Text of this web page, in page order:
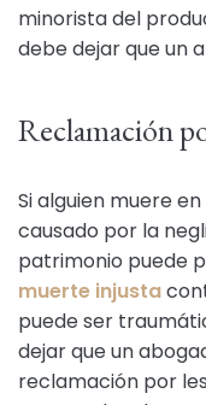
minorista del
debe dejar que un
Reclamación
Si alguien muere
causado por la
patrimonio puede
muerte injusta
puede ser
dejar que un
reclamación por